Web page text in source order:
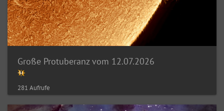
Große Protuberanz vom 12.07.2026
281 Aufrufe